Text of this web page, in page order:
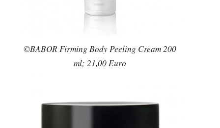
©BABOR Firming Body Peeling Cream 200
ml; 21,00 Euro